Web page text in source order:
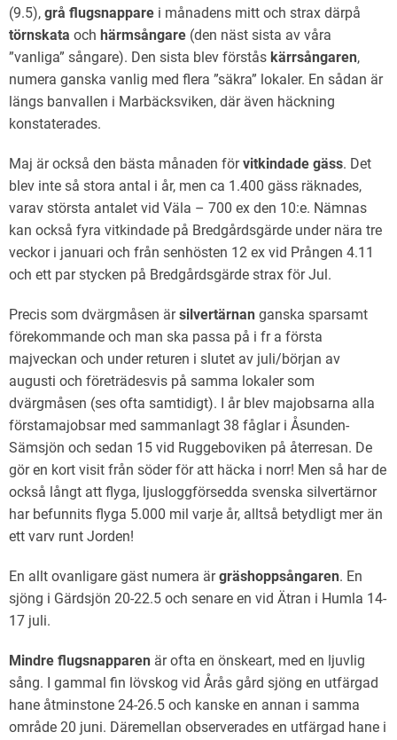
(9.5), grå flugsnappare i månadens mitt och strax därpå
törnskata och härmsångare (den näst sista av våra
”vanliga” sångare). Den sista blev förstås kärrsångaren,
numera ganska vanlig med flera ”säkra” lokaler. En sådan är
längs banvallen i Marbäcksviken, där även häckning
konstaterades.
Maj är också den bästa månaden förvitkindade gäss. Det
blev inte så stora antal i år, men ca 1.400 gäss räknades,
varav största antalet vid Väla – 700 ex den 10:e. Nämnas
kan också fyra vitkindade på Bredgårdsgärde under nära tre
veckor i januari och från senhösten 12 ex vid Prången 4.11
och ett par stycken på Bredgårdsgärde strax för Jul.
Precis som dvärgmåsen ärsilvertärnan ganska sparsamt
förekommande och man ska passa på i fr a första
majveckan och under returen i slutet av juli/början av
augusti och företrädesvis på samma lokaler som
dvärgmåsen (ses ofta samtidigt). I år blev majobsarna alla
förstamajobsar med sammanlagt 38 fåglar i Åsunden-
Sämsjön och sedan 15 vid Ruggeboviken på återresan. De
gör en kort visit från söder för att häcka i norr! Men så har de
också långt att flyga, ljusloggförsedda svenska silvertärnor
har befunnits flyga 5.000 mil varje år, alltså betydligt mer än
ett varv runt Jorden!
En allt ovanligare gäst numera ärgräshoppsångaren. En
sjöng i Gärdsjön 20-22.5 och senare en vid Ätran i Humla 14-
17 juli.
Mindre flugsnapparen är ofta en önskeart, med en ljuvlig
sång. I gammal fin lövskog vid Årås gård sjöng en utfärgad
hane åtminstone 24-26.5 och kanske en annan i samma
område 20 juni. Däremellan observerades en utfärgad hane i